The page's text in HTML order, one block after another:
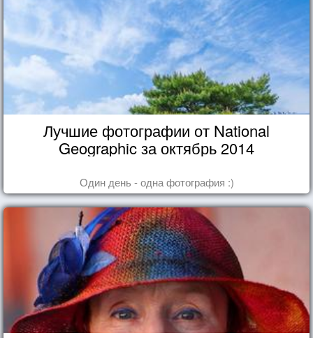
Лучшие фотографии от National
Geographic за октябрь 2014
Один день - одна фотография :)